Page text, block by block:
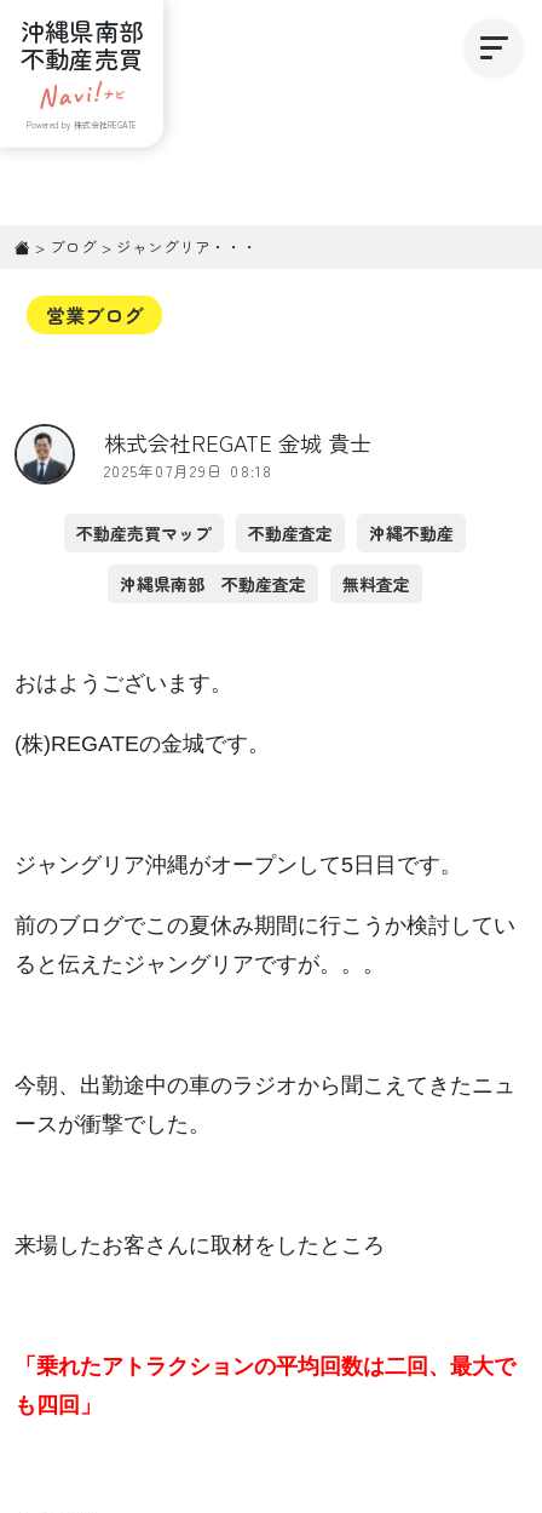
沖縄県南部
不動産売買
Powered by 株式会社REGATE
> ブログ > ジャングリア・・・
営業ブログ
株式会社REGATE 金城 貴士
2025年07月29日 08:18
不動産売買マップ 不動産査定 沖縄不動産
沖縄県南部 不動産査定 無料査定
おはようございます。
(株)REGATEの金城です。
ジャングリア沖縄がオープンして5日目です。
前のブログでこの夏休み期間に行こうか検討してい
ると伝えたジャングリアですが。。。
今朝、出勤途中の車のラジオから聞こえてきたニュ
ースが衝撃でした。
来場したお客さんに取材をしたところ
「乗れたアトラクションの平均回数は二回、最大で
も四回」